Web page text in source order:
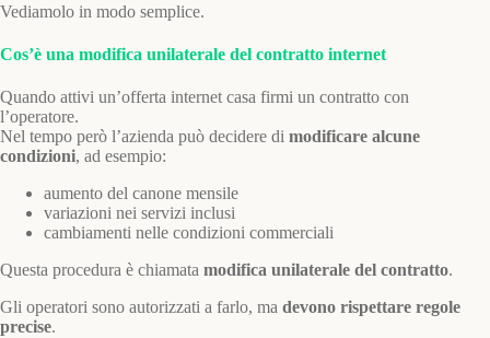
Vediamolo in modo semplice.
Cos’è una modifica unilaterale del contratto internet
Quando attivi un’offerta internet casa firmi un contratto con
l’operatore.
Nel tempo però l’azienda può decidere di modificare alcune
condizioni, ad esempio:
aumento del canone mensile
variazioni nei servizi inclusi
cambiamenti nelle condizioni commerciali
Questa procedura è chiamata modifica unilaterale del contratto.
Gli operatori sono autorizzati a farlo, ma devono rispettare regole
precise.